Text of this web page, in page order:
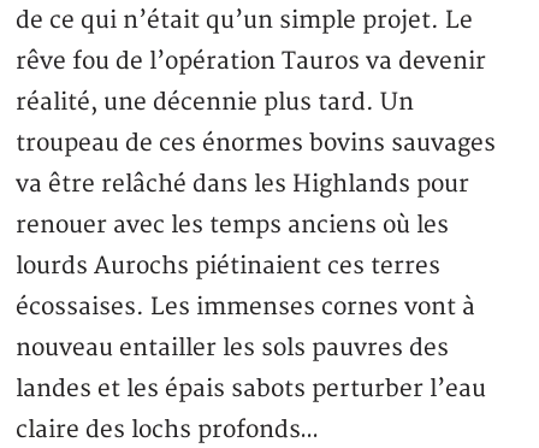
de ce qui n’était qu’un simple projet. Le
rêve fou de l’opération Tauros va devenir
réalité, une décennie plus tard. Un
troupeau de ces énormes bovins sauvages
va être relâché dans les Highlands pour
renouer avec les temps anciens où les
lourds Aurochs piétinaient ces terres
écossaises. Les immenses cornes vont à
nouveau entailler les sols pauvres des
landes et les épais sabots perturber l’eau
claire des lochs profonds…